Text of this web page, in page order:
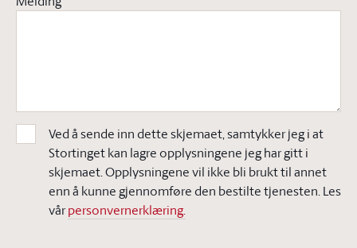
Ved å sende inn dette skjemaet, samtykker jeg i at
Stortinget kan lagre opplysningene jeg har gitt i
skjemaet. Opplysningene vil ikke bli brukt til annet
enn å kunne gjennomføre den bestilte tjenesten. Les
vårpersonvernerklæring.